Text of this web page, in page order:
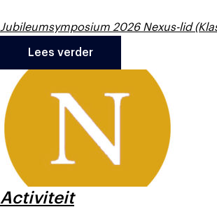
Jubileumsymposium 2026 Nexus-lid
Lees verder
Activiteit